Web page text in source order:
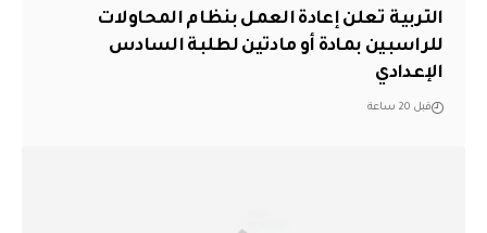
التربية تعلن إعادة العمل بنظام المحاولات
للراسبين بمادة أو مادتين لطلبة السادس
الإعدادي
قبل 20 ساعة